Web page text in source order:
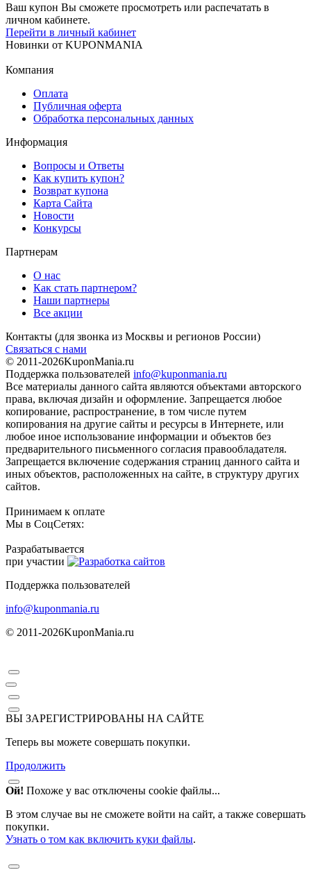
Ваш купон Вы сможете просмотреть или распечатать в
личном кабинете.
Перейти в личный кабинет
Новинки от KUPONMANIA
Компания
Оплата
Публичная оферта
Обработка персональных данных
Информация
Вопросы и Ответы
Как купить купон?
Возврат купона
Карта Сайта
Новости
Конкурсы
Партнерам
О нас
Как стать партнером?
Наши партнеры
Все акции
Контакты (для звонка из Москвы и регионов России)
Связаться с нами
© 2011-2026KuponMania.ru
Поддержка пользователей info@kuponmania.ru
Все материалы данного сайта являются объектами авторского
права, включая дизайн и оформление. Запрещается любое
копирование, распространение, в том числе путем
копирования на другие сайты и ресурсы в Интернете, или
любое иное использование информации и объектов без
предварительного письменного согласия правообладателя.
Запрещается включение содержания страниц данного сайта и
иных объектов, расположенных на сайте, в структуру других
сайтов.
Принимаем к оплате
Мы в СоцСетях:
Разрабатывается
при участии
Поддержка пользователей
info@kuponmania.ru
© 2011-2026KuponMania.ru
ВЫ ЗАРЕГИСТРИРОВАНЫ НА САЙТЕ
Теперь вы можете совершать покупки.
Продолжить
Ой! Похоже у вас отключены cookie файлы...
В этом случае вы не сможете войти на сайт, а также совершать
покупки.
Узнать о том как включить куки файлы.